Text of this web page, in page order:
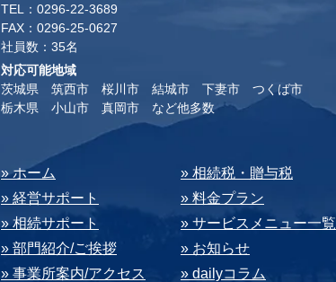
対応可能地域
茨城県 筑西市 桜川市 結城市 下妻市 つくば市
​栃木県 小山市 真岡市 など他多数
​» ホーム
» 経営サポート
» 相続サポート
» 部⾨紹介/ご挨拶
» 事業所案内/アクセス
​» 相続税・贈与税
» 料⾦プラン
» サービスメニュー⼀覧
» お知らせ
» dailyコラム
TEL：0296-22-3689
​FAX：0296-25-0627
​社員数：35名​